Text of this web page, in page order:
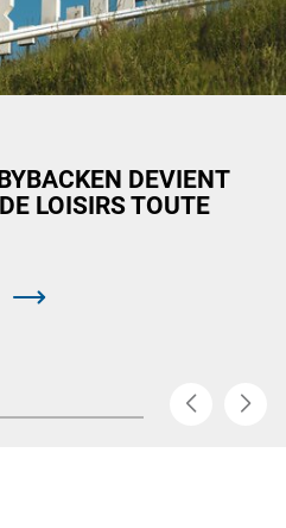
DEVIENT
LOISIRS TOUTE